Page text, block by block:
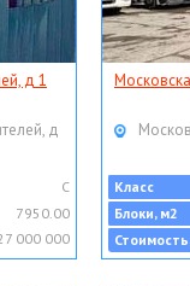
д 1
д
C
7950.00
000 000
Класс
Блоки, м2